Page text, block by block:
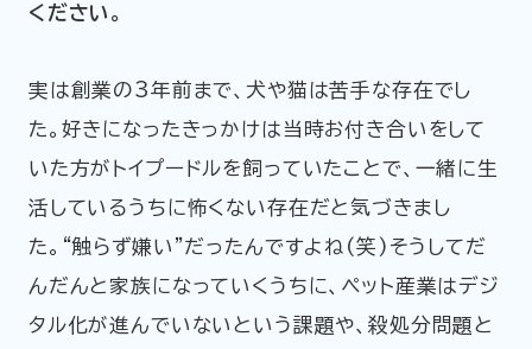
ください。
実は創業の3年前まで、犬や猫は苦手な存在でし
た。好きになったきっかけは当時お付き合いをして
いた方がトイプードルを飼っていたことで、一緒に生
活しているうちに怖くない存在だと気づきまし
た。“触らず嫌い”だったんですよね(笑)そうしてだ
んだんと家族になっていくうちに、ペット産業はデジ
タル化が進んでいないという課題や、殺処分問題と